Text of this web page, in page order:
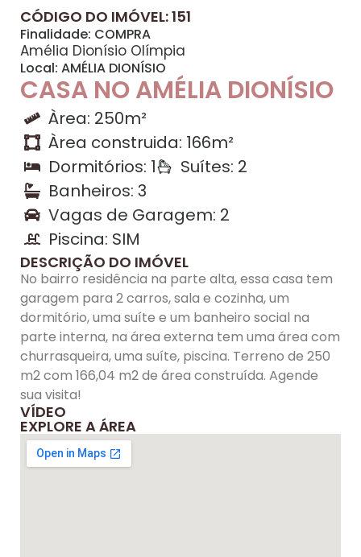
CÓDIGO DO IMÓVEL: 151
Finalidade: COMPRA
Amélia Dionísio Olímpia
Local: AMÉLIA DIONÍSIO
CASA NO AMÉLIA DIONÍSIO
Àrea: 250m²
Àrea construida: 166m²
Dormitórios: 1
Suítes: 2
Banheiros: 3
Vagas de Garagem: 2
Piscina: SIM
DESCRIÇÃO DO IMÓVEL
No bairro residência na parte alta, essa casa tem
garagem para 2 carros, sala e cozinha, um
dormitório, uma suíte e um banheiro social na
parte interna, na área externa tem uma área com
churrasqueira, uma suíte, piscina. Terreno de 250
m2 com 166,04 m2 de área construída. Agende
sua visita!
VÍDEO
EXPLORE A ÁREA